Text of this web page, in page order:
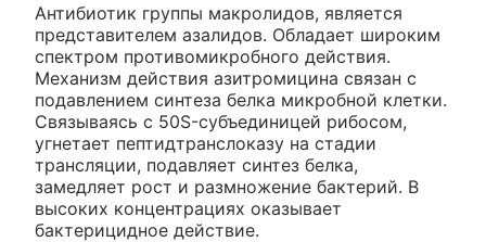
Антибиотик группы макролидов, является
представителем азалидов. Обладает широким
спектром противомикробного действия.
Механизм действия азитромицина связан с
подавлением синтеза белка микробной клетки.
Связываясь с 50S-субъединицей рибосом,
угнетает пептидтранслоказу на стадии
трансляции, подавляет синтез белка,
замедляет рост и размножение бактерий. В
высоких концентрациях оказывает
бактерицидное действие.